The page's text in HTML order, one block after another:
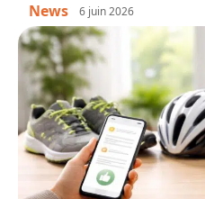
News 6 juin 2026